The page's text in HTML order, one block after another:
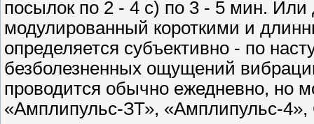
посылок по 2 - 4 с) по 3 - 5 мин.
модулированный короткими и
определяется субъективно - по
безболезненных ощущений
проводится обычно ежедневно, но
«Амплипульс-ЗТ», «Амплипульс-